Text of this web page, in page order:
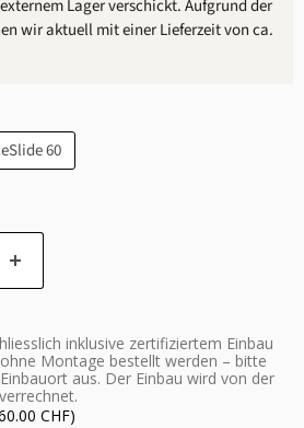
Lager verschickt. Aufgrund der
wir aktuell mit einer Lieferzeit von ca.
60
inklusive zertifiziertem Einbau
Montage bestellt werden – bitte
aus. Der Einbau wird von der
CHF)